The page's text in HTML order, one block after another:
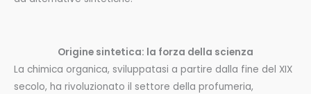
Origine sintetica: la forza della scienza
La chimica organica, sviluppatasi a partire dalla fine del XIX
secolo, ha rivoluzionato il settore della profumeria,